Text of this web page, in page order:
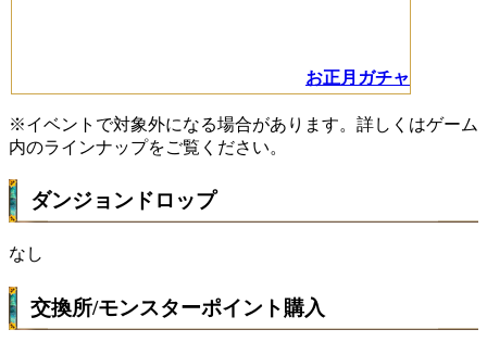
お正月ガチャ
※イベントで対象外になる場合があります。詳しくはゲーム
内のラインナップをご覧ください。
ダンジョンドロップ
なし
交換所/モンスターポイント購入